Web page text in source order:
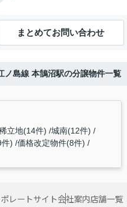
まとめてお問い合わせ
ノ島線 本鵠沼駅の分譲物件一覧
立地(14件) 城南(12件)
) 価格改定物件(8件)
レートサイト会社案内店舗一覧